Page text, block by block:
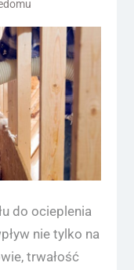
do ocieplenia
nie tylko na
trwałość